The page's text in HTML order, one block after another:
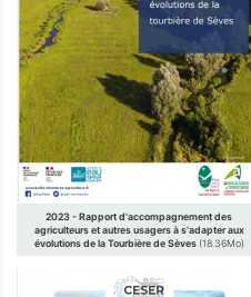
2023 - Rapport d'accompagnement des
agriculteurs et autres usagers à s'adapter aux
évolutions de la Tourbière de Sèves(18.36Mo)